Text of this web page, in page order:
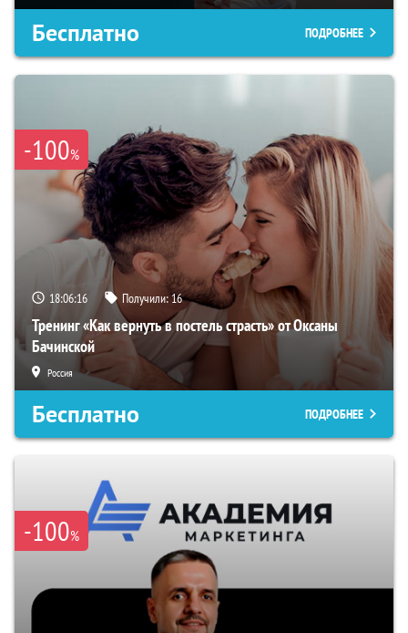
Бесплатно ПОДРОБНЕЕ
-100%
18:06:15 Получили:16
Тренинг «Как вернуть в постель страсть» от Оксаны
Бачинской
Россия
Бесплатно ПОДРОБНЕЕ
-100%